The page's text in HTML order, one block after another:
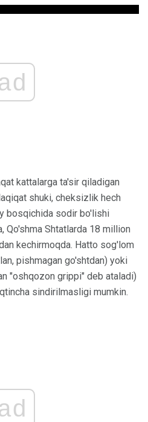
kattalarga ta'sir qiladigan
shuki, cheksizlik hech
bosqichida sodir bo'lishi
Qo'shma Shtatlarda 18 million
kechirmoqda. Hatto sog'lom
pishmagan go'shtdan) yoki
"oshqozon grippi" deb ataladi)
sindirilmasligi mumkin.